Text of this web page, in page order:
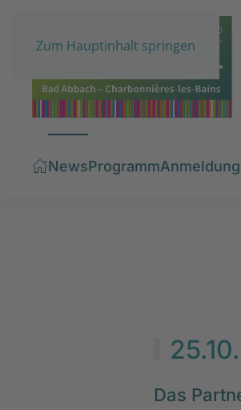
Zum Hauptinhalt springen
NewsProgrammAnmeldung
Das